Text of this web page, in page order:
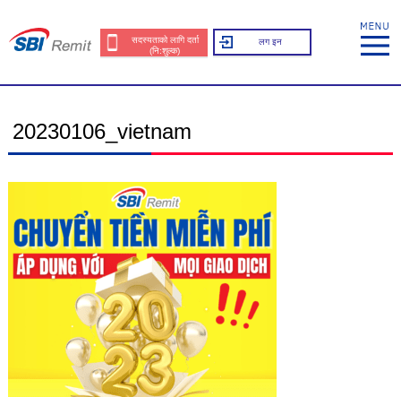
सदस्यताको लागि दर्ता
(नि:शुल्क)
लग इन
20230106_vietnam